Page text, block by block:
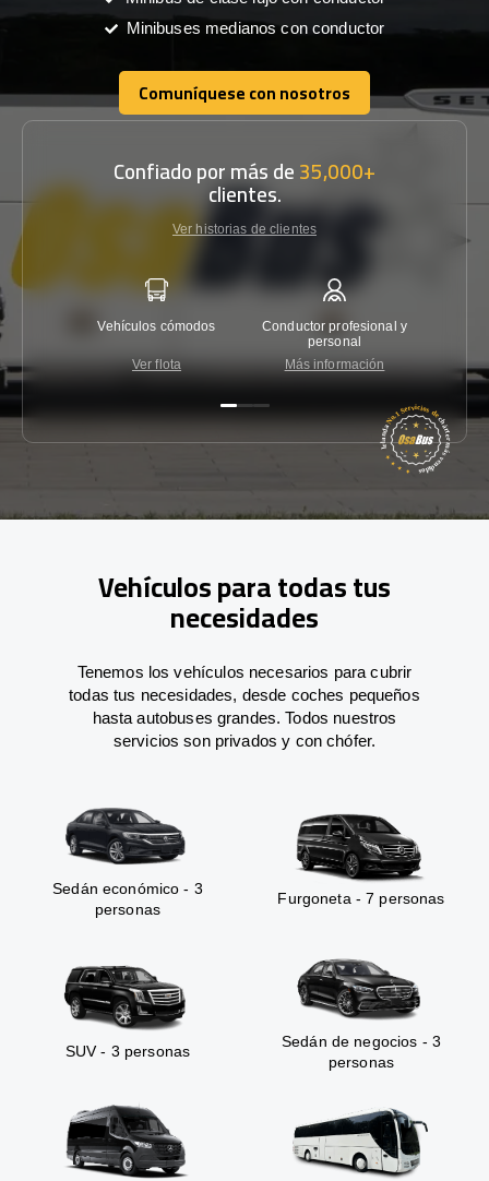
Minibuses medianos con conductor
Comuníquese con nosotros
Comuníquese con nosotros
Confiado por más de35,000+
clientes.
Ver historias de clientes
Vehículos cómodos
Ver flota
Conductor profesional y
personal
Más información
Vehículos para todas tus
necesidades
Tenemos los vehículos necesarios para cubrir
todas tus necesidades, desde coches pequeños
hasta autobuses grandes. Todos nuestros
servicios son privados y con chófer.
Sedán económico - 3
personas
Furgoneta - 7 personas
SUV - 3 personas
Sedán de negocios - 3
personas